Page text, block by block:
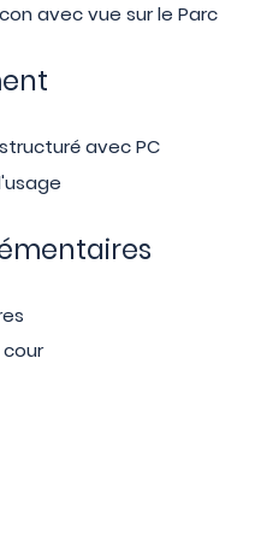
avec vue sur le Parc
avec PC